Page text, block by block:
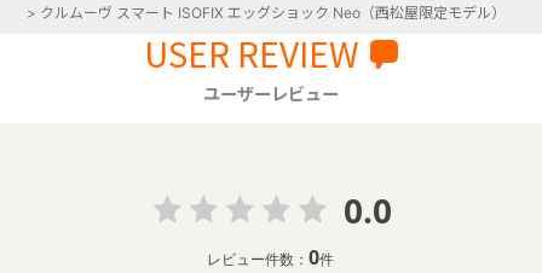
> クルムーヴ スマート ISOFIX エッグショック Neo（西松屋限定モデル）
USER REVIEW
ユーザーレビュー
0.0
レビュー件数：0件